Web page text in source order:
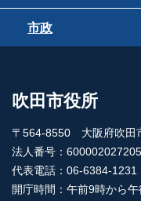
市政
吹田市役所
〒564-8550 大阪府吹田
法人番号：
代表電話：06-6384-1231
開庁時間：午前9時から